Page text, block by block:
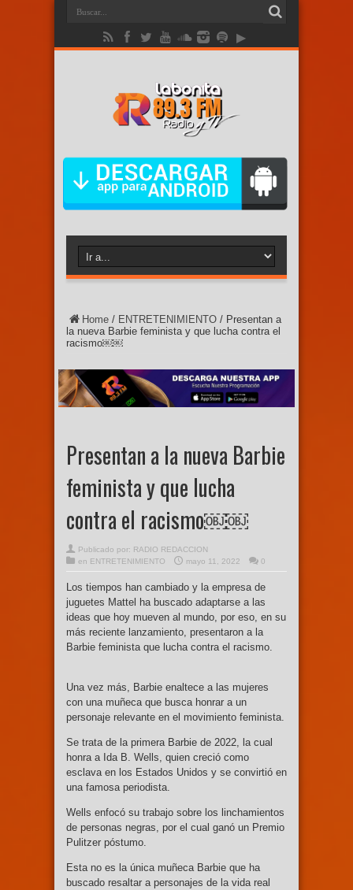
Home / ENTRETENIMIENTO / Presentan a
la nueva Barbie feminista y que lucha contra el
racismo￼￼
Presentan a la nueva Barbie
feminista y que lucha
contra el racismo￼￼
Publicado por: RADIO REDACCION
en ENTRETENIMIENTO mayo 11, 2022 0
Los tiempos han cambiado y la empresa de
juguetes Mattel ha buscado adaptarse a las
ideas que hoy mueven al mundo, por eso, en su
más reciente lanzamiento, presentaron a la
Barbie feminista que lucha contra el racismo.
Una vez más, Barbie enaltece a las mujeres
con una muñeca que busca honrar a un
personaje relevante en el movimiento feminista.
Se trata de la primera Barbie de 2022, la cual
honra a Ida B. Wells, quien creció como
esclava en los Estados Unidos y se convirtió en
una famosa periodista.
Wells enfocó su trabajo sobre los linchamientos
de personas negras, por el cual ganó un Premio
Pulitzer póstumo.
Esta no es la única muñeca Barbie que ha
buscado resaltar a personajes de la vida real